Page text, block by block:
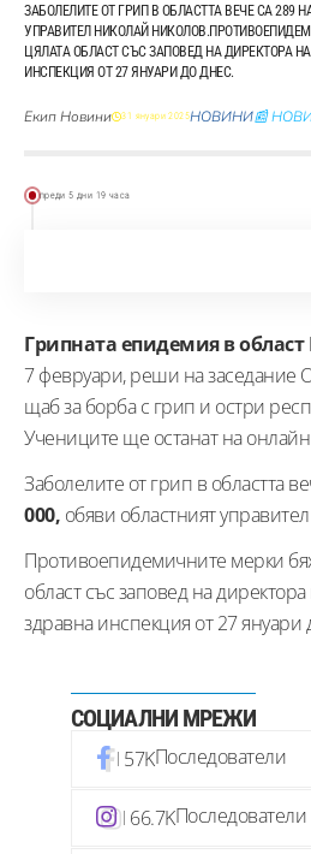
ЗАБОЛЕЛИТЕ ОТ ГРИП В ОБЛАСТТА ВЕЧЕ СА 289
УПРАВИТЕЛ НИКОЛАЙ
ЦЯЛАТА ОБЛАСТ СЪС ЗАПОВЕД НА ДИРЕКТОРА
ИНСПЕКЦИЯ ОТ 27 ЯНУАРИ ДО ДНЕС.
Екип Новини 31 януари 2025НОВИНИ📰
преди 5 дни 19 часа
Грипната епидемия в
7 февруари, реши на заседание
щаб за борба с грип и остри
Учениците ще останат на
Заболелите от грип в областта
000, обяви областният управител
Противоепидемичните мерки
област със заповед на
здравна инспекция от 27 януари
СОЦИАЛНИ МРЕЖИ
57KПоследователи
66.7KПоследователи